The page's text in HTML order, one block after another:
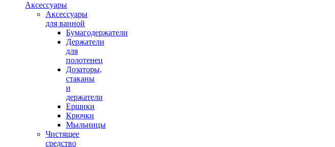
Аксессуары
Аксессуары
для ванной
Бумагодержатели
Держатели
для
полотенец
Дозаторы,
стаканы
и
держатели
Ершики
Крючки
Мыльницы
Чистящее
средство